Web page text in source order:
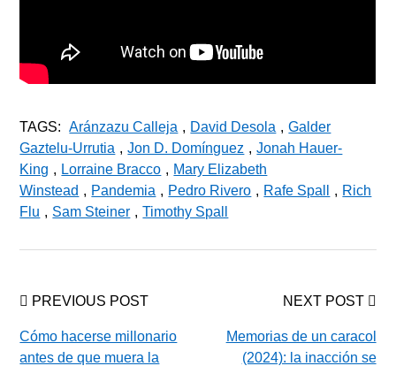
TAGS: Aránzazu Calleja , David Desola , Galder
Gaztelu-Urrutia , Jon D. Domínguez , Jonah Hauer-
King , Lorraine Bracco , Mary Elizabeth
Winstead , Pandemia , Pedro Rivero , Rafe Spall , Rich
Flu , Sam Steiner , Timothy Spall
PREVIOUS POST
Cómo hacerse millonario
antes de que muera la
NEXT POST
Memorias de un caracol
(2024): la inacción se